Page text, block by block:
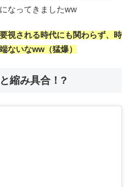
なってきましたww
視される時代にも関わらず、時
ないなww（猛爆）
縮み具合！?